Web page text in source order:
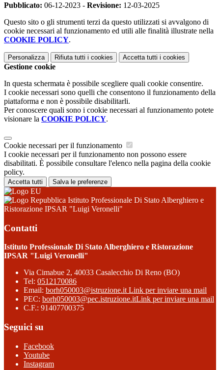
Pubblicato: 06-12-2023 - Revisione: 12-03-2025
Questo sito o gli strumenti terzi da questo utilizzati si avvalgono di
cookie necessari al funzionamento ed utili alle finalità illustrate nella
COOKIE POLICY.
Personalizza Rifiuta tutti i cookies Accetta tutti i cookies
Gestione cookie
In questa schermata è possibile scegliere quali cookie consentire.
I cookie necessari sono quelli che consentono il funzionamento della
piattaforma e non è possibile disabilitarli.
Per conoscere quali sono i cookie necessari al funzionamento potete
visionare la COOKIE POLICY.
Cookie necessari per il funzionamento
I cookie necessari per il funzionamento non possono essere
disabilitati. È possibile consultare l'elenco nella pagina della cookie
policy.
Accetta tutti Salva le preferenze
Istituto Professionale Di Stato Alberghiero e
Ristorazione IPSAR "Luigi Veronelli"
Contatti
Istituto Professionale Di Stato Alberghiero e Ristorazione
IPSAR "Luigi Veronelli"
Via Cimabue 2, 40033 Casalecchio Di Reno (BO)
Tel: 0512170086
Email: borh050003@istruzione.it Link per inviare una mail
PEC: borh050003@pec.istruzione.itLink per inviare una mail
C.F.: 91407700375
Seguici su
Facebook
Youtube
Instagram